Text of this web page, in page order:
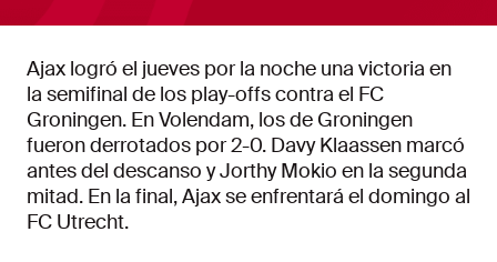
Ajax logró el jueves por la noche una victoria en
la semifinal de los play-offs contra el FC
Groningen. En Volendam, los de Groningen
fueron derrotados por 2-0. Davy Klaassen marcó
antes del descanso y Jorthy Mokio en la segunda
mitad. En la final, Ajax se enfrentará el domingo al
FC Utrecht.